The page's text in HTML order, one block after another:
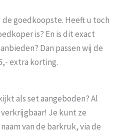
goedkoopste. Heeft u toch
is? En is dit exact
Dan passen wij de
extra korting.
als set aangeboden? Al
Je kunt ze
van de barkruk, via de